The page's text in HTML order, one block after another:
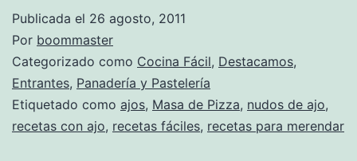
Publicada el 26 agosto, 2011
Por boommaster
Categorizado como Cocina Fácil, Destacamos,
Entrantes, Panadería y Pastelería
Etiquetado como ajos, Masa de Pizza, nudos de ajo,
recetas con ajo, recetas fáciles, recetas para merendar